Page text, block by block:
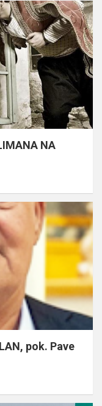
NA
pok. Pave